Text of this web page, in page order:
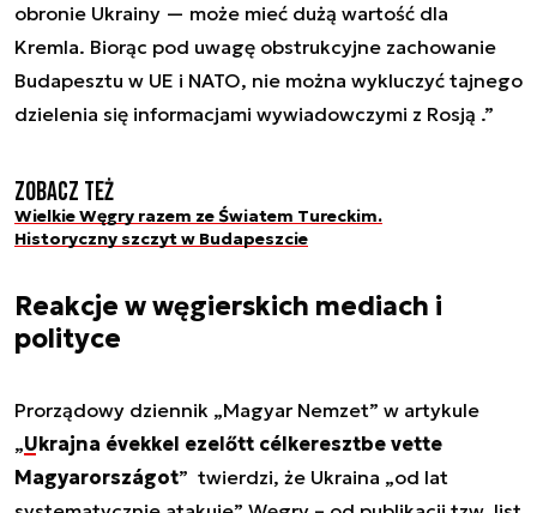
obronie Ukrainy — może mieć dużą wartość dla
Kremla. Biorąc pod uwagę obstrukcyjne zachowanie
Budapesztu w UE i NATO, nie można wykluczyć tajnego
dzielenia się informacjami wywiadowczymi z Rosją .”
Zobacz też
Wielkie Węgry razem ze Światem Tureckim.
Historyczny szczyt w Budapeszcie
Reakcje w węgierskich mediach i
polityce
Prorządowy dziennik „Magyar Nemzet” w artykule
„Ukrajna évekkel ezelőtt célkeresztbe vette
Magyarországot” twierdzi, że Ukraina „od lat